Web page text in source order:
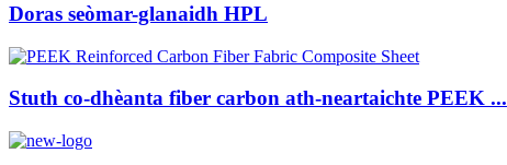
Doras seòmar-glanaidh HPL
Stuth co-dhèanta fiber carbon ath-neartaichte PEEK ...